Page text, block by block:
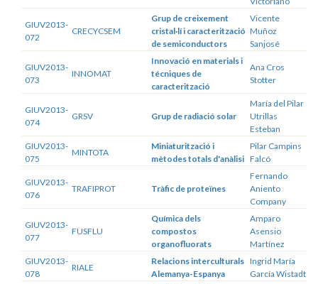
GIUV2013-
072
CRECYCSEM
Grup de creixement
cristal·lí i caracterització
de semiconductors
Vicente
Muñoz
Sanjosé
GIUV2013-
073
INNOMAT
Innovació en materials i
técniques de
caracterització
Ana Cros
Stotter
GIUV2013-
074
GRSV Grup de radiació solar
María del Pilar
Utrillas
Esteban
GIUV2013-
075
MINTOTA
Miniaturització i
mètodes totals d'anàlisi
Pilar Campins
Falcó
GIUV2013-
076
TRAFIPROT Tràfic de proteïnes
Fernando
Aniento
Company
GIUV2013-
077
FUSFLU
Química dels
compostos
organofluorats
Amparo
Asensio
Martínez
GIUV2013-
078
RIALE
Relacions interculturals
Alemanya-Espanya
Ingrid María
García Wistadt